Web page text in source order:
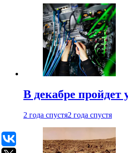
В декабре пройдет
2 года спустя2 года спустя